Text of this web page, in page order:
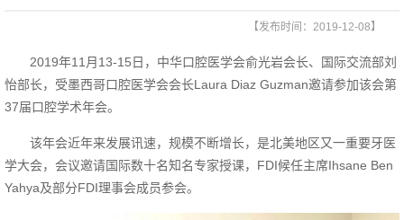
【发布时间：2019-12-08】
2019年11月13-15日，中华口腔医学会俞光岩会长、国际交流部刘
怡部长，受墨西哥口腔医学会会长Laura Diaz Guzman邀请参加该会第
37届口腔学术年会。
该年会近年来发展讯速，规模不断增长，是北美地区又一重要牙医
学大会，会议邀请国际数十名知名专家授课，FDI候任主席Ihsane Ben
Yahya及部分FDI理事会成员参会。